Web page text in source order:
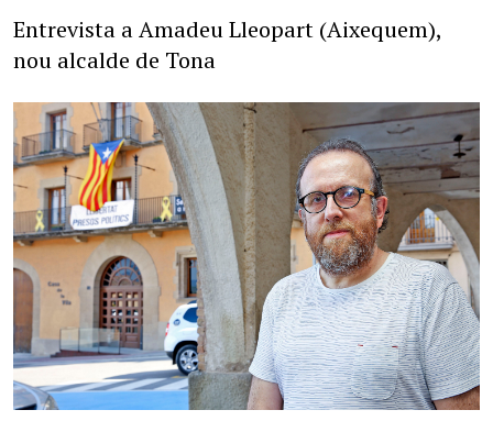
Entrevista a Amadeu Lleopart (Aixequem),
nou alcalde de Tona